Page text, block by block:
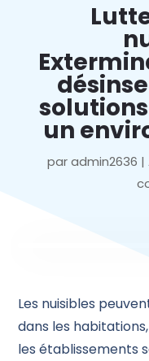
un
paradmin2636 |
Les nuisibles
dans les
les établissements